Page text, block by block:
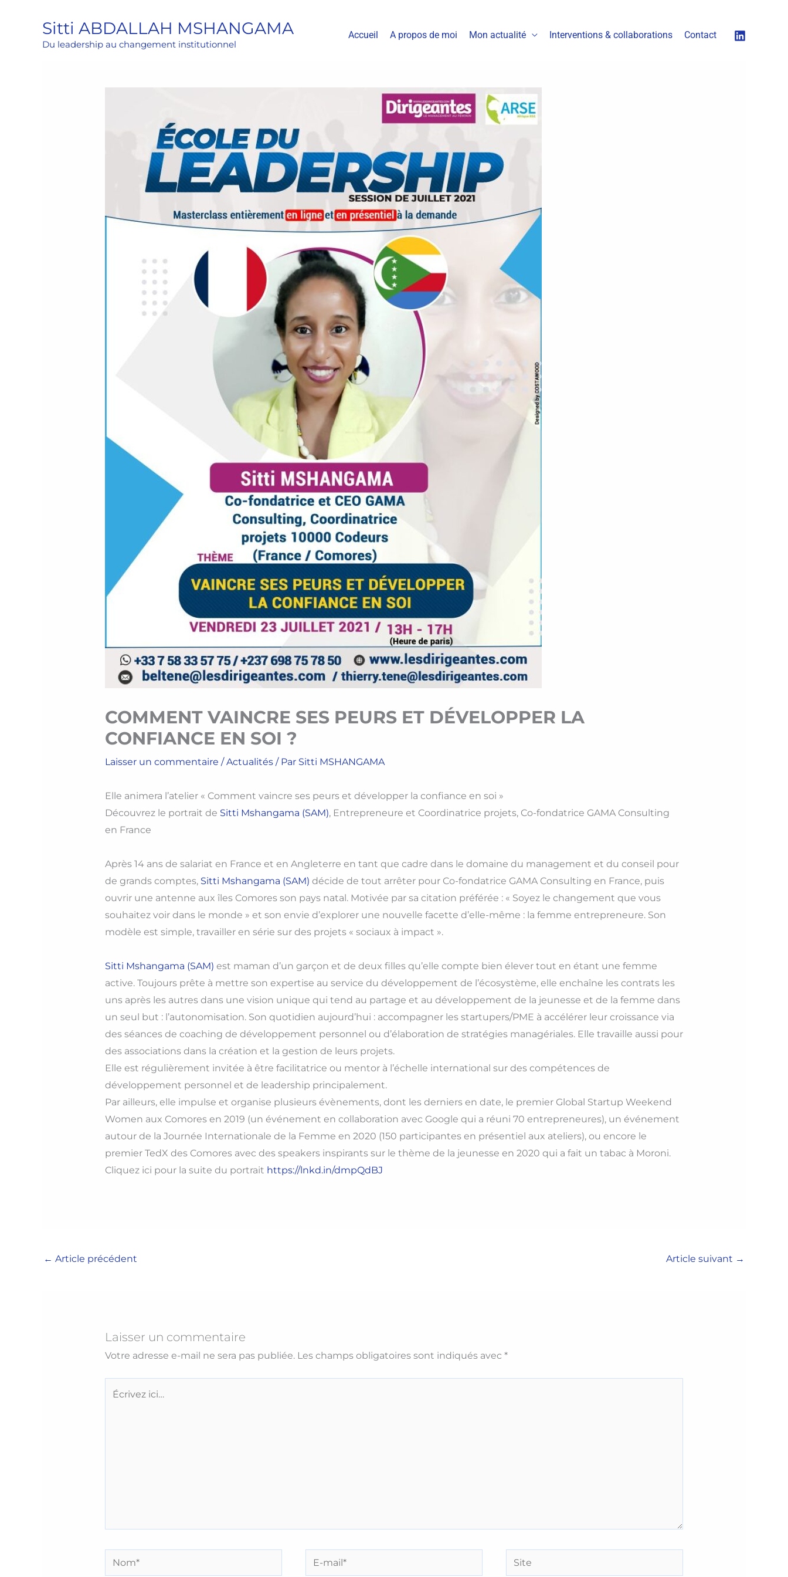
Sitti ABDALLAH MSHANGAMA
Du leadership au changement institutionnel
Accueil A propos de moi Mon actualité Interventions & collaborations Contact
COMMENT VAINCRE SES PEURS ET DÉVELOPPER LA
CONFIANCE EN SOI ?
Laisser un commentaire /Actualités/ Par Sitti MSHANGAMA
Elle animera l’atelier « Comment vaincre ses peurs et développer la confiance en soi »
Découvrez le portrait de Sitti Mshangama (SAM), Entrepreneure et Coordinatrice projets, Co-fondatrice GAMA Consulting
en France
Après 14 ans de salariat en France et en Angleterre en tant que cadre dans le domaine du management et du conseil pour
de grands comptes, Sitti Mshangama (SAM) décide de tout arrêter pour Co-fondatrice GAMA Consulting en France, puis
ouvrir une antenne aux îles Comores son pays natal. Motivée par sa citation préférée : « Soyez le changement que vous
souhaitez voir dans le monde » et son envie d’explorer une nouvelle facette d’elle-même : la femme entrepreneure. Son
modèle est simple, travailler en série sur des projets « sociaux à impact ».
Sitti Mshangama (SAM) est maman d’un garçon et de deux filles qu’elle compte bien élever tout en étant une femme
active. Toujours prête à mettre son expertise au service du développement de l’écosystème, elle enchaîne les contrats les
uns après les autres dans une vision unique qui tend au partage et au développement de la jeunesse et de la femme dans
un seul but : l’autonomisation. Son quotidien aujourd’hui : accompagner les startupers/PME à accélérer leur croissance via
des séances de coaching de développement personnel ou d’élaboration de stratégies managériales. Elle travaille aussi pour
des associations dans la création et la gestion de leurs projets.
Elle est régulièrement invitée à être facilitatrice ou mentor à l’échelle international sur des compétences de
développement personnel et de leadership principalement.
Par ailleurs, elle impulse et organise plusieurs évènements, dont les derniers en date, le premier Global Startup Weekend
Women aux Comores en 2019 (un événement en collaboration avec Google qui a réuni 70 entrepreneures), un événement
autour de la Journée Internationale de la Femme en 2020 (150 participantes en présentiel aux ateliers), ou encore le
premier TedX des Comores avec des speakers inspirants sur le thème de la jeunesse en 2020 qui a fait un tabac à Moroni.
Cliquez ici pour la suite du portrait https://lnkd.in/dmpQdBJ
← Article précédent Article suivant →
Laisser un commentaire
Votre adresse e-mail ne sera pas publiée. Les champs obligatoires sont indiqués avec *
Nom*
E-
mail*
Site